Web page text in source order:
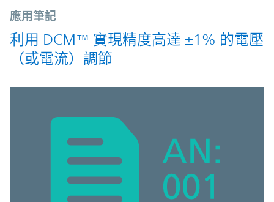
應用筆記
利用 DCM™ 實現精度高達 ±1% 的電壓
（或電流）調節